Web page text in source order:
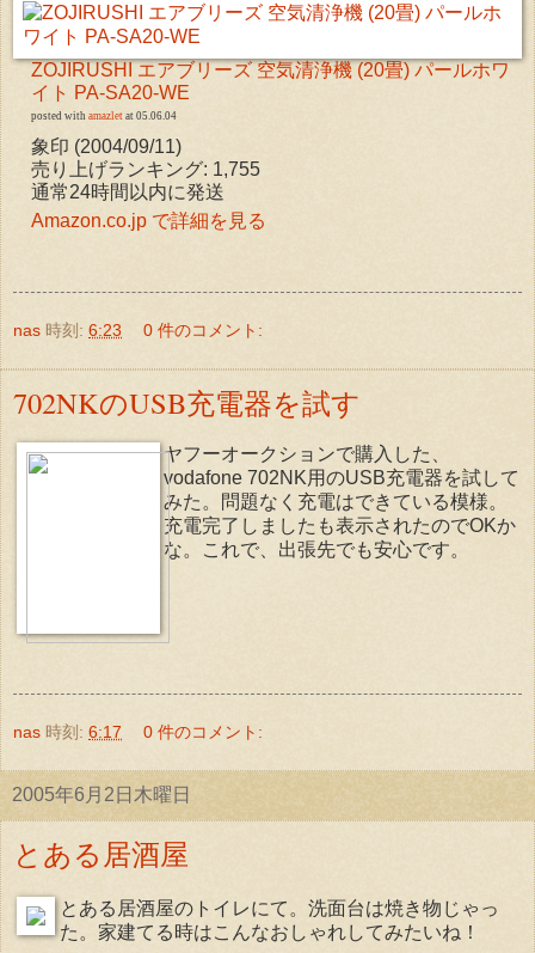
ZOJIRUSHI エアブリーズ 空気清浄機 (20畳) パールホワ
イト PA-SA20-WE
posted with amazlet at 05.06.04
象印 (2004/09/11)
売り上げランキング: 1,755
通常24時間以内に発送
Amazon.co.jp で詳細を見る
nas 時刻: 6:23 0 件のコメント:
702NKのUSB充電器を試す
ヤフーオークションで購入した、
vodafone 702NK用のUSB充電器を試して
みた。問題なく充電はできている模様。
充電完了しましたも表示されたのでOKか
な。これで、出張先でも安心です。
nas 時刻: 6:17 0 件のコメント:
2005年6月2日木曜日
とある居酒屋
とある居酒屋のトイレにて。洗面台は焼き物じゃっ
た。家建てる時はこんなおしゃれしてみたいね！